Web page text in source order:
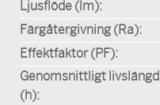
Ljusflöde (lm):
Färgåtergivning (Ra):
Effektfaktor (PF):
Genomsnittligt livslängd
(h):